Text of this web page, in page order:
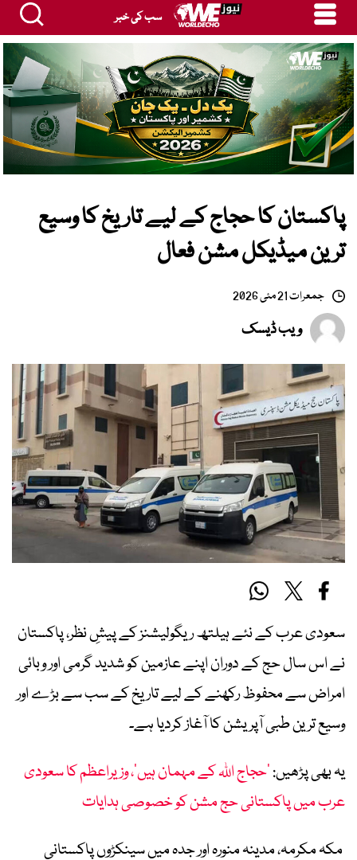
سب کی خبر
پاکستان کا حجاج کے لیے تاریخ کا وسیع
ترین میڈیکل مشن فعال
جمعرات 21 مئی 2026
ویب ڈیسک
سعودی عرب کے نئے ہیلتھ ریگولیشنز کے پیشِ نظر، پاکستان
نے اس سال حج کے دوران اپنے عازمین کو شدید گرمی اور وبائی
امراض سے محفوظ رکھنے کے لیے تاریخ کے سب سے بڑے اور
وسیع ترین طبی آپریشن کا آغاز کردیا ہے۔
یہ بھی پڑھیں:’حجاج اللہ کے مہمان ہیں‘، وزیراعظم کا سعودی
عرب میں پاکستانی حج مشن کو خصوصی ہدایات
مکہ مکرمہ، مدینہ منورہ اور جدہ میں سینکڑوں پاکستانی